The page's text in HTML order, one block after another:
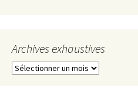
Archives exhaustives
Archives